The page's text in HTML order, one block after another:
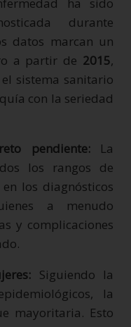
durante
datos marcan un
a partir de 2015,
sistema sanitario
con la seriedad
pendiente:La
los rangos de
los diagnósticos
a menudo
y complicaciones
Siguiendo la
la
mayoritaria. Esto